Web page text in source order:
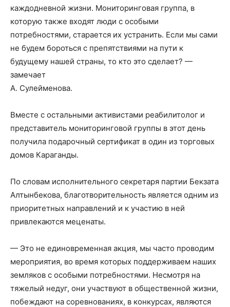
каждодневной жизни. Мониторинговая группа, в
которую также входят люди с особыми
потребностями, старается их устранить. Если мы сами
не будем бороться с препятствиями на пути к
будущему нашей страны, то кто это сделает? —
замечает
А. Сулейменова.
Вместе с остальными активистами реабилитолог и
представитель мониторинговой группы в этот день
получила подарочный сертификат в один из торговых
домов Караганды.
По словам исполнительного секретаря партии Бекзата
Алтынбекова, благотворительность является одним из
приоритетных направлений и к участию в ней
привлекаются меценаты.
— Это не единовременная акция, мы часто проводим
мероприятия, во время которых поддерживаем наших
земляков с особыми потребностями. Несмотря на
тяжелый недуг, они участвуют в общественной жизни,
побеждают на соревнованиях, в конкурсах, являются